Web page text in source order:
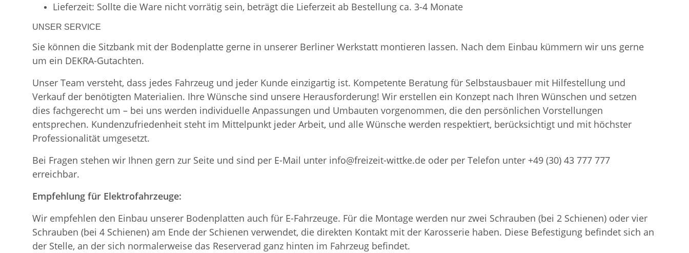
Lieferzeit: Sollte die Ware nicht vorrätig sein, beträgt die Lieferzeit ab Bestellung ca. 3-4 Monate
UNSER SERVICE
Sie können die Sitzbank mit der Bodenplatte gerne in unserer Berliner Werkstatt montieren lassen. Nach dem Einbau kümmern wir uns gerne
um ein DEKRA-Gutachten.
Unser Team versteht, dass jedes Fahrzeug und jeder Kunde einzigartig ist. Kompetente Beratung für Selbstausbauer mit Hilfestellung und
Verkauf der benötigten Materialien. Ihre Wünsche sind unsere Herausforderung! Wir erstellen ein Konzept nach Ihren Wünschen und setzen
dies fachgerecht um – bei uns werden individuelle Anpassungen und Umbauten vorgenommen, die den persönlichen Vorstellungen
entsprechen. Kundenzufriedenheit steht im Mittelpunkt jeder Arbeit, und alle Wünsche werden respektiert, berücksichtigt und mit höchster
Professionalität umgesetzt.
Bei Fragen stehen wir Ihnen gern zur Seite und sind per E-Mail unter info@freizeit-wittke.de oder per Telefon unter +49 (30) 43 777 777
erreichbar.
Empfehlung für Elektrofahrzeuge:
Wir empfehlen den Einbau unserer Bodenplatten auch für E-Fahrzeuge. Für die Montage werden nur zwei Schrauben (bei 2 Schienen) oder vier
Schrauben (bei 4 Schienen) am Ende der Schienen verwendet, die direkten Kontakt mit der Karosserie haben. Diese Befestigung befindet sich an
der Stelle, an der sich normalerweise das Reserverad ganz hinten im Fahrzeug befindet.